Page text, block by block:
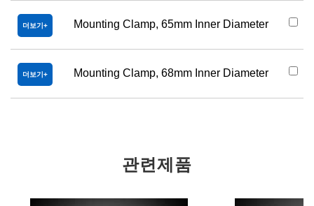
더보기 Mounting Clamp, 65mm Inner Diameter
더보기 Mounting Clamp, 68mm Inner Diameter
관련제품